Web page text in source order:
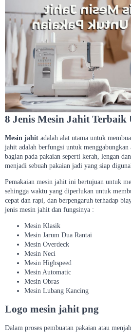
8 Jenis Mesin Jahit
Mesin jahit adalah alat utama untuk
jahit adalah berfungsi untuk menggabungkan
bagian pada pakaian seperti kerah, lengan
menjadi sebuah pakaian jadi yang siap
Pemakaian mesin jahit ini bertujuan untuk
sehingga waktu yang diperlukan untuk
cepat dan rapi, dan berpengaruh terhadap
jenis mesin jahit dan fungsinya :
Mesin Klasik
Mesin Jarum Dua Rantai
Mesin Overdeck
Mesin Neci
Mesin Highspeed
Mesin Automatic
Mesin Obras
Mesin Lubang Kancing
Logo mesin jahit png
Dalam proses pembuatan pakaian atau